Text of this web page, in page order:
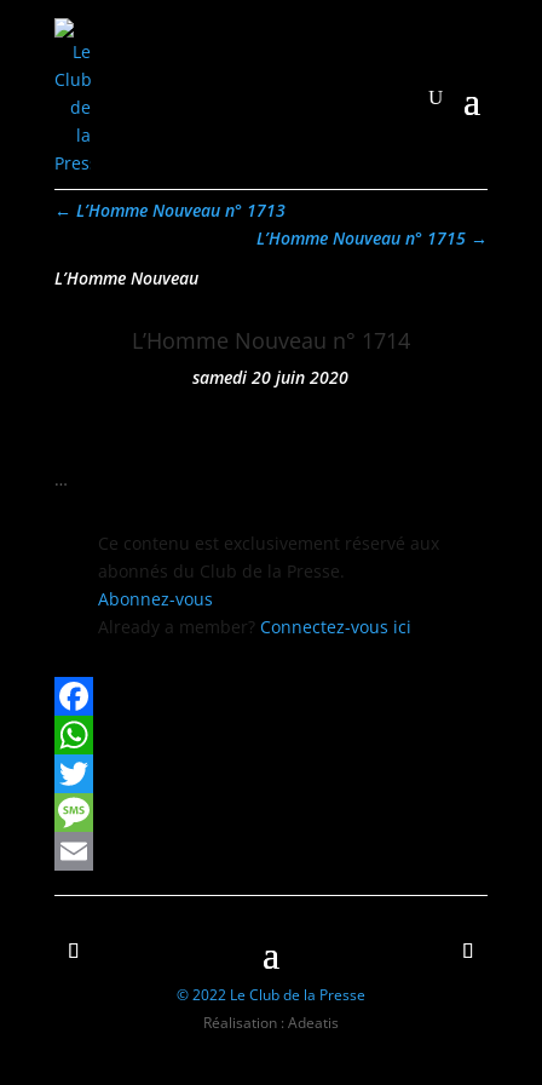
← L’Homme Nouveau n° 1713
L’Homme Nouveau n° 1715 →
L’Homme Nouveau
L’Homme Nouveau n° 1714
samedi 20 juin 2020
…
Ce con­tenu est exclu­sive­ment réservé aux
abon­nés du Club de la Presse.
Abon­nez-vous
Already a mem­ber? Con­nectez-vous ici
Facebook
WhatsApp
Twitter
Message
Email
© 2022 Le Club de la Presse
Réalisation : Adeatis